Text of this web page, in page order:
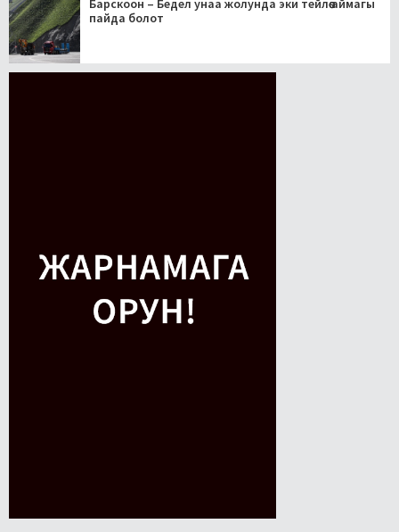
Барскоон – Бедел унаа жолунда эки тейлөө аймагы
пайда болот